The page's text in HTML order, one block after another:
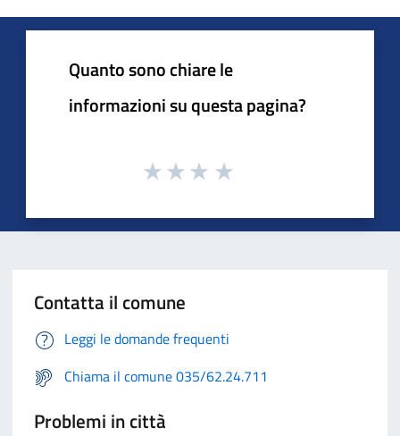
Quanto sono chiare le
informazioni su questa pagina?
Contatta il comune
Leggi le domande frequenti
Chiama il comune 035/62.24.711
Problemi in città